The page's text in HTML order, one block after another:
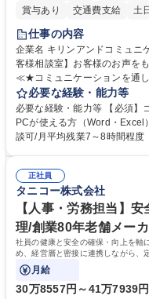
賞与あり 交通費支給 土
仕事の内容
企業名 キリンアンドコミュニケーション
客様相談室】お客様のお声をもと
≪★コミュニケーションを通
お客様のお声をより良い商品
様相談室でのお仕事です。 日々お客様からいただくキリングループへのご
意見を、企業活動に活かして
って対応、情報提供するとと
平均100件前後■メール・手紙：同上40件前後 募
相談室】お客様のお声をもと
必要な経験・能力等
必要な経験・能力等 【必須】
PCが使える方（Word・Excel
談可/月平均残業7～8時間程度 【入社後の研修】着任から1か月は電話対応
すのでご安心ください。 【当
う会社として、お客様との出
を込めてコミュニケーション
す。 学歴・資格 学歴：大学院 大学 高専 短大 専修学校 高校 語学力： 資
格：
正社員
タニコー株式会社
【人事・労務担当】
理/創業80年老舗メー
社員の健康と安全の確保・向上を軸
め、経営層と密接に連携しながら、
流工程から関与していただきます。
月給
30万8557円～41万7939円